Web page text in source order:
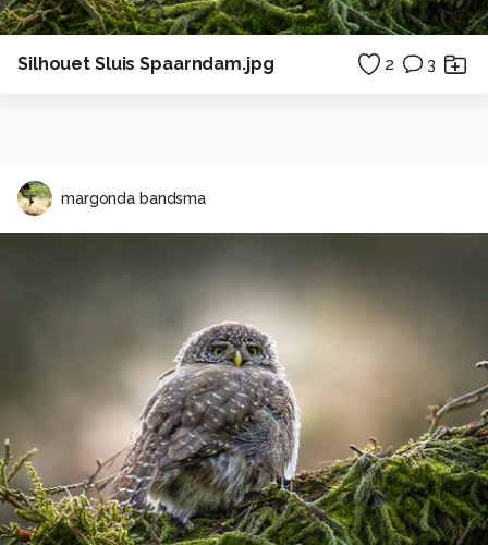
Silhouet Sluis Spaarndam.jpg 2 3
margonda bandsma